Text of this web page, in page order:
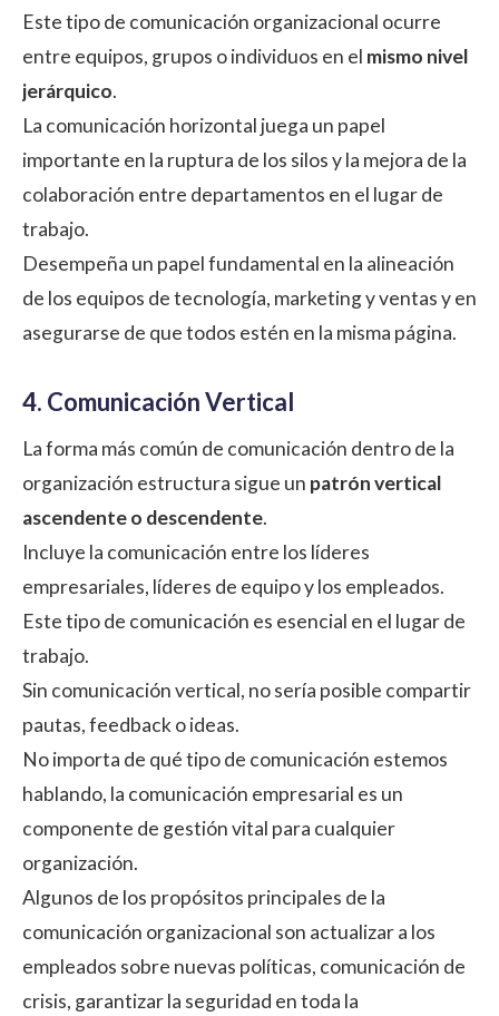
Este tipo de comunicación organizacional ocurre
entre equipos, grupos o individuos en el mismo nivel
jerárquico.
La comunicación horizontal juega un papel
importante en la ruptura de los silos y la mejora de la
colaboración entre departamentos en el lugar de
trabajo.
Desempeña un papel fundamental en la alineación
de los equipos de tecnología, marketing y ventas y en
asegurarse de que todos estén en la misma página.
4. Comunicación Vertical
La forma más común de comunicación dentro de la
organización estructura sigue un patrón vertical
ascendente o descendente.
Incluye la comunicación entre los líderes
empresariales, líderes de equipo y los empleados.
Este tipo de comunicación es esencial en el lugar de
trabajo.
Sin comunicación vertical, no sería posible compartir
pautas, feedback o ideas.
No importa de qué tipo de comunicación estemos
hablando, la comunicación empresarial es un
componente de gestión vital para cualquier
organización.
Algunos de los propósitos principales de la
comunicación organizacional son actualizar a los
empleados sobre nuevas políticas, comunicación de
crisis, garantizar la seguridad en toda la